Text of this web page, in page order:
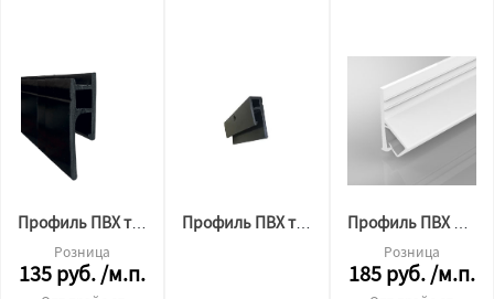
Профиль ПВХ теневой (багет) 2,5м
Розница
135руб./м.п.
Профиль ПВХ теневой мини 2,5м Бизон Профиль ПВХ для тканевого потолка стеновой 2 м.п. черный
Розница
185руб./м.п.